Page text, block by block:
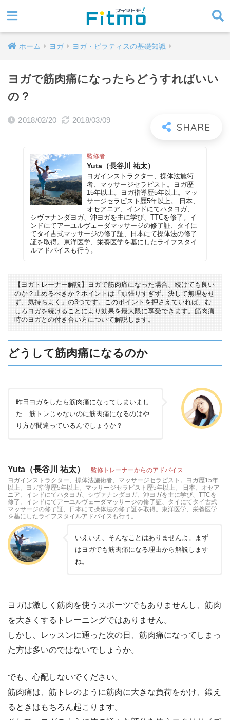
ホーム ヨガ ヨガ・ピラティスの基礎知識
ヨガで筋肉痛になったらどうすればいい
の？
2018/02/20 2018/03/09
監修者
Yuta（長谷川 祐太）
ヨガインストラクター、操体法施術
者、マッサージセラピスト。ヨガ歴
15年以上。ヨガ指導歴5年以上。マッ
サージセラピスト歴5年以上。 日本、
オセアニア、インドにてハタヨガ、
シヴァナンダヨガ、沖ヨガを主に学び、TTCを修了。イ
ンドにてアーユルヴェーダマッサージの修了証、タイに
てタイ古式マッサージの修了証、日本にて操体法の修了
証を取得。東洋医学、栄養医学を基にしたライフスタイ
ルアドバイスも行う。
【ヨガトレーナー解説】ヨガで筋肉痛になった場合、続けても良い
のか？止めるべきか？ポイントは「頑張りすぎず、決して無理をせ
ず、気持ちよく」の3つです。このポイントを押さえていれば、む
しろヨガを続けることにより効果を最大限に享受できます。筋肉痛
時のヨガとの付き合い方について解説します。
どうして筋肉痛になるのか
昨日ヨガをしたら筋肉痛になってしまいまし
た…筋トレじゃないのに筋肉痛になるのはや
り方が間違っているんでしょうか？
Yuta（長谷川 祐太） 監修トレーナーからのアドバイス
ヨガインストラクター、操体法施術者、マッサージセラピスト。ヨガ歴15年
以上。ヨガ指導歴5年以上。マッサージセラピスト歴5年以上。 日本、オセア
ニア、インドにてハタヨガ、シヴァナンダヨガ、沖ヨガを主に学び、TTCを
修了。インドにてアーユルヴェーダマッサージの修了証、タイにてタイ古式
マッサージの修了証、日本にて操体法の修了証を取得。東洋医学、栄養医学
を基にしたライフスタイルアドバイスも行う。
いえいえ、そんなことはありませんよ。まず
はヨガでも筋肉痛になる理由から解説します
ね。
ヨガは激しく筋肉を使うスポーツでもありませんし、筋肉
を大きくするトレーニングではありません。
しかし、レッスンに通った次の日、筋肉痛になってしまっ
た方は多いのではないでしょうか。
でも、心配しないでください。
筋肉痛は、筋トレのように筋肉に大きな負荷をかけ、鍛え
るときはもちろん起こります。